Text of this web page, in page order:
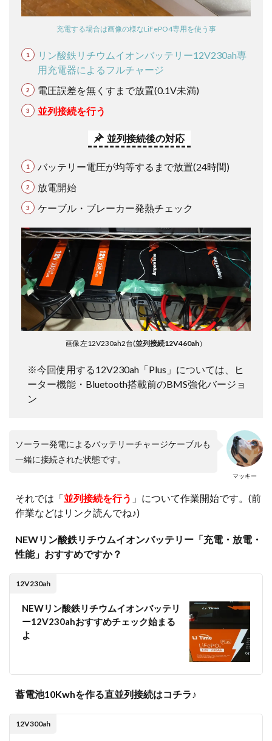
充電する場合は画像の様なLiFePO4専用を使う事
リン酸鉄リチウムイオンバッテリー12V230ah専
用充電器によるフルチャージ
電圧誤差を無くすまで放置(0.1V未満)
並列接続を行う
並列接続後の対応
バッテリー電圧が均等するまで放置(24時間)
放電開始
ケーブル・ブレーカー発熱チェック
画像左12V230ah2台(並列接続12V460ah）
※今回使用する12V230ah「Plus」については、ヒ
ーター機能・Bluetooth搭載前のBMS強化バージョ
ン
マッキー
ソーラー発電によるバッテリーチャージケーブルも
一緒に接続された状態です。
それでは「並列接続を行う 」について作業開始です。(前
作業などはリンク読んでね♪)
NEWリン酸鉄リチウムイオンバッテリー「充電・放電・
性能」おすすめですか？
12V230ah
NEWリン酸鉄リチウムイオンバッテリ
ー12V230ahおすすめチェック始まる
よ
蓄電池10Kwhを作る直並列接続はコチラ♪
12V300ah